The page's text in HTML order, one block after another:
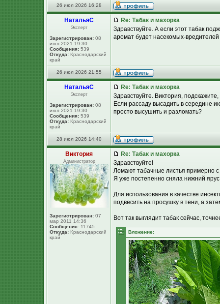
26 июл 2026 16:28
НатальяС
Эксперт
Зарегистрирован: 08
июл 2021 19:30
Сообщения: 539
Откуда: Краснодарский
край
Re: Табак и махорка
Здравствуйте. А если этот табак
аромат будет насекомых-вредителей
26 июл 2026 21:55
НатальяС
Эксперт
Зарегистрирован: 08
июл 2021 19:30
Сообщения: 539
Откуда: Краснодарский
край
Re: Табак и махорка
Здравствуйте. Виктория,
Если рассаду высадить в середине
просто высушить и разломать?
28 июл 2026 14:40
Виктория
Администратор
Зарегистрирован: 07
мар 2011 14:36
Сообщения: 11745
Откуда: Краснодарский
край
Re: Табак и махорка
Здравствуйте!
Ломают табачные листья примерно с
Я уже постепенно сняла нижний
Для использования в качестве
подвесить на просушку в тени, а
Вот так выглядит табак сейчас,
Вложение: